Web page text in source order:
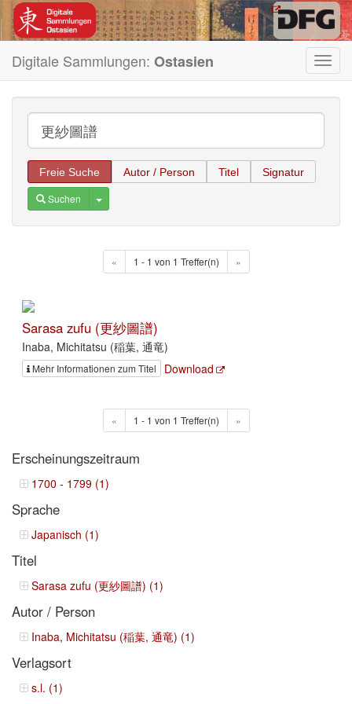
Digitale Sammlungen: Ostasien
Freie Suche Autor / Person Titel Signatur
Suchen Toggle Dropdown
« 1 - 1 von 1 Treffer(n) »
Sarasa zufu (更紗圖譜)
Inaba, Michitatsu (稲葉, 通竜)
Mehr Informationen zum Titel Download
« 1 - 1 von 1 Treffer(n) »
Erscheinungszeitraum
1700 - 1799 (1)
Sprache
Japanisch (1)
Titel
Sarasa zufu (更紗圖譜) (1)
Autor / Person
Inaba, Michitatsu (稲葉, 通竜) (1)
Verlagsort
s.l. (1)